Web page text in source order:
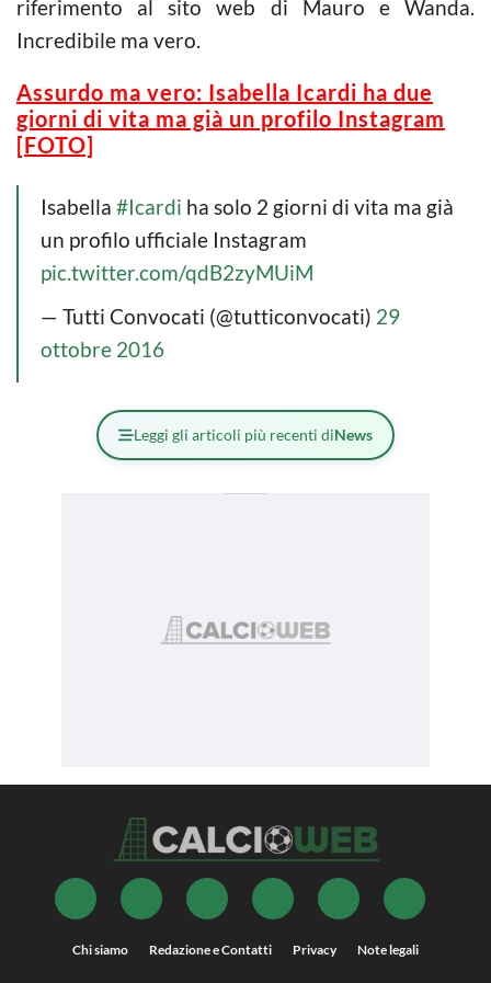
riferimento al sito web di Mauro e Wanda.
Incredibile ma vero.
Assurdo ma vero: Isabella Icardi ha due
giorni di vita ma già un profilo Instagram
[FOTO]
Isabella #Icardi ha solo 2 giorni di vita ma già
un profilo ufficiale Instagram
pic.twitter.com/qdB2zyMUiM
— Tutti Convocati (@tutticonvocati) 29
ottobre 2016
Leggi gli articoli più recenti diNews
Chi siamo Redazione e Contatti Privacy Note legali